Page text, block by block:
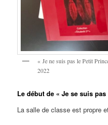
« Je ne suis pas le Petit
2022
Le début de « Je se suis
La salle de classe est propre